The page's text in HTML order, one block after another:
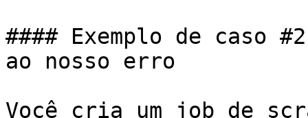
#### Exemplo de caso
ao nosso erro
Você cria um job de